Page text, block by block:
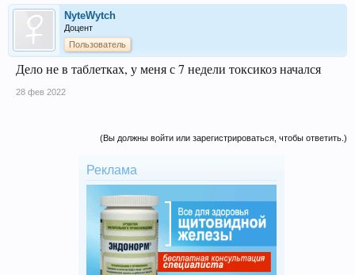
NyteWytch
Доцент
Пользователь
Дело не в таблетках, у меня с 7 недели токсикоз начался
28 фев 2022
(Вы должны войти или зарегистрироваться, чтобы ответить.)
Реклама